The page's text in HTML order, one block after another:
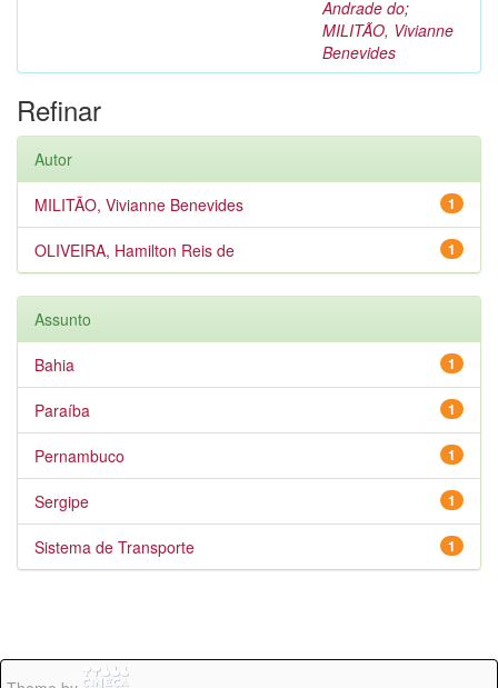
Andrade do;
MILITÃO, Vivianne
Benevides
Refinar
Autor
1
MILITÃO, Vivianne Benevides
1
OLIVEIRA, Hamilton Reis de
Assunto
1
Bahia
1
Paraíba
1
Pernambuco
1
Sergipe
1
Sistema de Transporte